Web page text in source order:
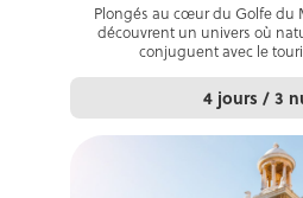
Plongés au cœur du Golfe du
découvrent un univers où
conjuguent avec le
4 jours / 3